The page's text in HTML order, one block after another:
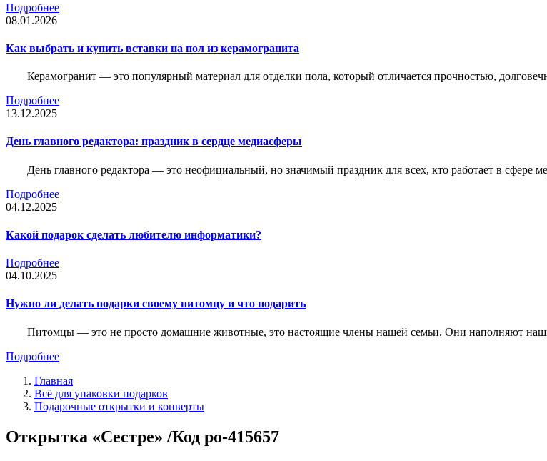
Подробнее
08.01.2026
Как выбрать и купить вставки на пол из керамогранита
Керамогранит — это популярный материал для отделки пола, который отличается прочностью,
Подробнее
13.12.2025
День главного редактора: праздник в сердце медиасферы
День главного редактора — это неофициальный, но значимый праздник для всех, кто работает в сфере
Подробнее
04.12.2025
Какой подарок сделать любителю информатики?
Подробнее
04.10.2025
Нужно ли делать подарки своему питомцу и что подарить
Питомцы — это не просто домашние животные, это настоящие члены нашей семьи. Они наполняют
Подробнее
Главная
Всё для упаковки подарков
Подарочные открытки и конверты
Открытка «Сестре» /Код po-415657